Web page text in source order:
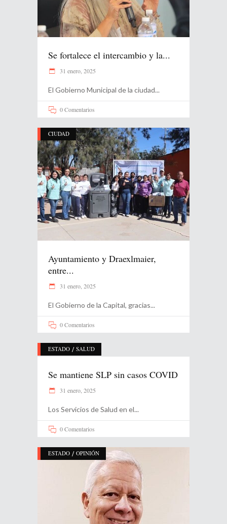
Se fortalece el intercambio y la...
31 enero, 2025
El Gobierno Municipal de la ciudad
0 Comentarios
CIUDAD
Ayuntamiento y Draexlmaier,
entre...
31 enero, 2025
El Gobierno de la Capital, gracias
0 Comentarios
ESTADO / SALUD
Se mantiene SLP sin casos COVID
31 enero, 2025
Los Servicios de Salud en el
0 Comentarios
ESTADO / OPINIÓN